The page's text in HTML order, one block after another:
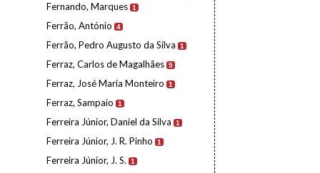
Fernando, Marques 1
Ferrão, António 4
Ferrão, Pedro Augusto da Silva 1
Ferraz, Carlos de Magalhães 5
Ferraz, José Maria Monteiro 1
Ferraz, Sampaio 1
Ferreira Júnior, Daniel da Silva 1
Ferreira Júnior, J. R. Pinho 1
Ferreira Júnior, J. S. 1